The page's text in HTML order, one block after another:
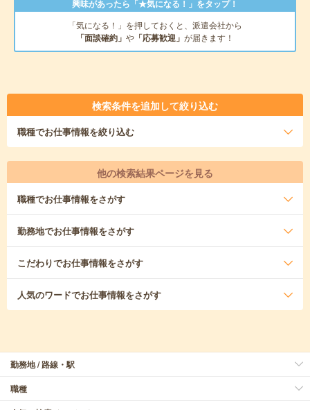
興味があったら「★気になる！」をタップ！
「気になる！」を押しておくと、派遣会社から
「面談確約」 や 「応募歓迎」 が届きます！
検索条件を追加して絞り込む
職種でお仕事情報を絞り込む
他の検索結果ページを見る
職種でお仕事情報をさがす
勤務地でお仕事情報をさがす
こだわりでお仕事情報をさがす
人気のワードでお仕事情報をさがす
勤務地 / 路線・駅
職種